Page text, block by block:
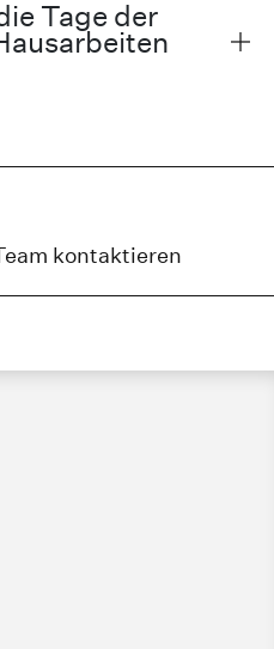
Tage der
kontaktieren